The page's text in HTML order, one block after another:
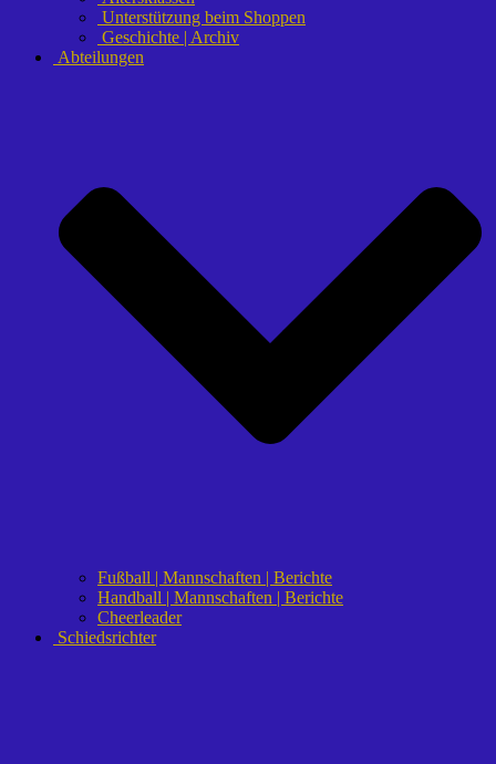
Unterstützung beim Shoppen
Geschichte | Archiv
Abteilungen
Fußball | Mannschaften | Berichte
Handball | Mannschaften | Berichte
Cheerleader
Schiedsrichter